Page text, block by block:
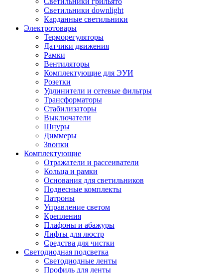
Светильники downlight
Карданные светильники
Электротовары
Терморегуляторы
Датчики движения
Рамки
Вентиляторы
Комплектующие для ЭУИ
Розетки
Удлинители и сетевые фильтры
Трансформаторы
Стабилизаторы
Выключатели
Шнуры
Диммеры
Звонки
Комплектующие
Отражатели и рассеиватели
Кольца и рамки
Основания для светильников
Подвесные комплекты
Патроны
Управление светом
Крепления
Плафоны и абажуры
Лифты для люстр
Средства для чистки
Светодиодная подсветка
Светодиодные ленты
Профиль для ленты